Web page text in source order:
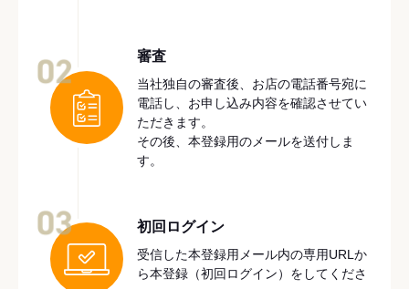
審査
当社独自の審査後、お店の電話番号宛に
電話し、お申し込み内容を確認させてい
ただきます。
その後、本登録用のメールを送付しま
す。
初回ログイン
受信した本登録用メール内の専用URLか
ら本登録（初回ログイン）をしてくださ